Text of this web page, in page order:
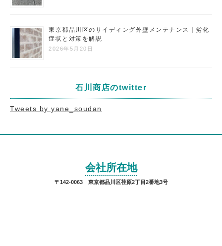
東京都品川区のサイディング外壁メンテナンス｜劣化
症状と対策を解説
2026年5月20日
石川商店のtwitter
Tweets by yane_soudan
会社所在地
〒142-0063 東京都品川区荏原2丁目2番地3号